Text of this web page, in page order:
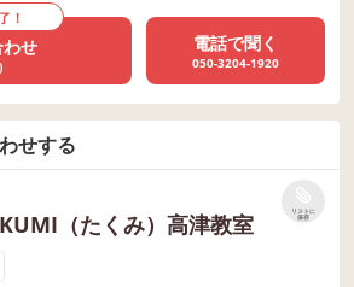
！
せ 電話で聞く
050-3204-1920
せする
（たくみ）高津教室
リストに
保存